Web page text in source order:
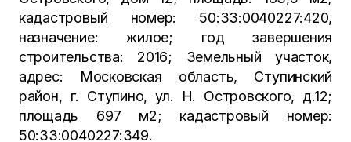
кадастровый номер: 50:33:0040227:420,
назначение: жилое; год завершения
строительства: 2016; Земельный участок,
адрес: Московская область, Ступинский
район, г. Ступино, ул. Н. Островского, д.12;
площадь 697 м2; кадастровый номер:
50:33:0040227:349.